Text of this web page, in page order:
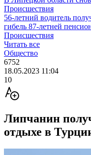
Происшествия
56-летний водитель
гибель 87-летней
Происшествия
Читать все
Общество
6752
18.05.2023 11:04
10
Липчанин
отдыхе в